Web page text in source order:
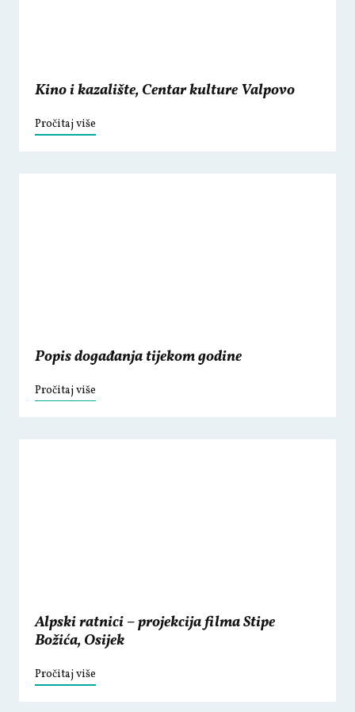
Kino i kazalište, Centar kulture Valpovo
Pročitaj više
Popis događanja tijekom godine
Pročitaj više
Alpski ratnici – projekcija filma Stipe
Božića, Osijek
Pročitaj više